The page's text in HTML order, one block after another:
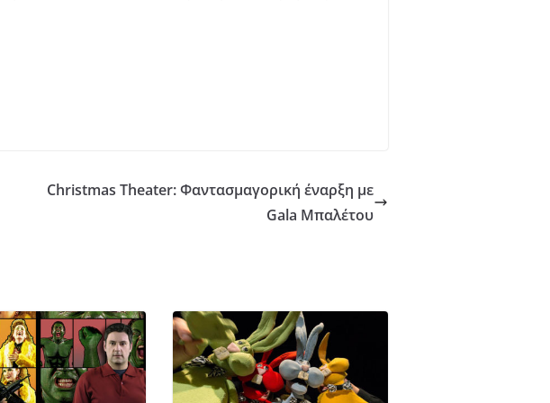
Christmas Theater: Φαντασμαγορική έναρξη με
Gala Μπαλέτου